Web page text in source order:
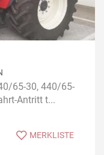
65-30, 440/65-
Antritt t...
MERKLISTE